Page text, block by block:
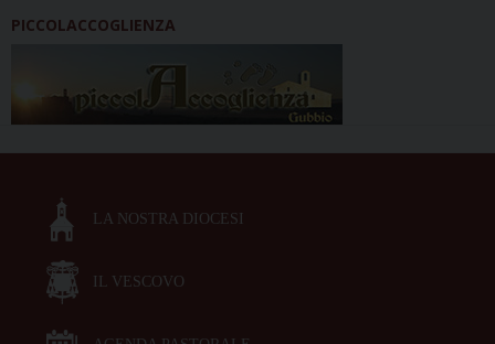
PICCOLACCOGLIENZA
LA NOSTRA DIOCESI
IL VESCOVO